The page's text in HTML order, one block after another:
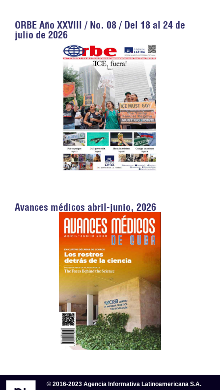
ORBE Año XXVIII / No. 08 / Del 18 al 24 de
julio de 2026
Avances médicos abril-junio, 2026
© 2016-2023 Agencia Informativa Latinoamericana S.A.